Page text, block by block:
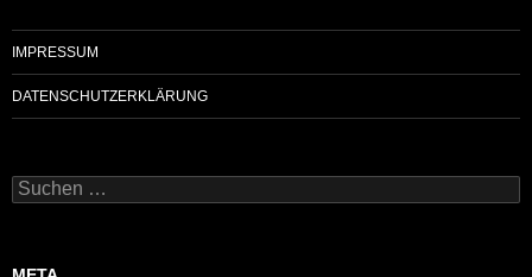
IMPRESSUM
DATENSCHUTZERKLÄRUNG
Suchen
nach: